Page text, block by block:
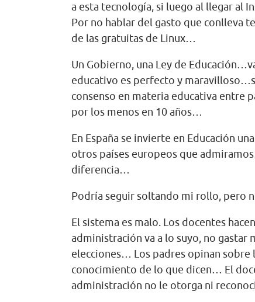
a esta tecnología, si luego al llegar al
Por no hablar del gasto que conlleva
de las gratuitas de Linux…
Un Gobierno, una Ley de
educativo es perfecto y
consenso en materia educativa entre
por los menos en 10 años…
En España se invierte en Educación
otros países europeos que
diferencia…
Podría seguir soltando mi rollo, pero
El sistema es malo. Los docentes
administración va a lo suyo, no gastar
elecciones… Los padres opinan
conocimiento de lo que dicen… El
administración no le otorga ni